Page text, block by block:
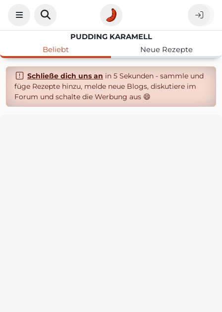
PUDDING KARAMELL
Beliebt
Neue Rezepte
Schließe dich uns an in 5 Sekunden - sammle und
füge Rezepte hinzu, melde neue Blogs, diskutiere im
Forum und schalte die Werbung aus 😄